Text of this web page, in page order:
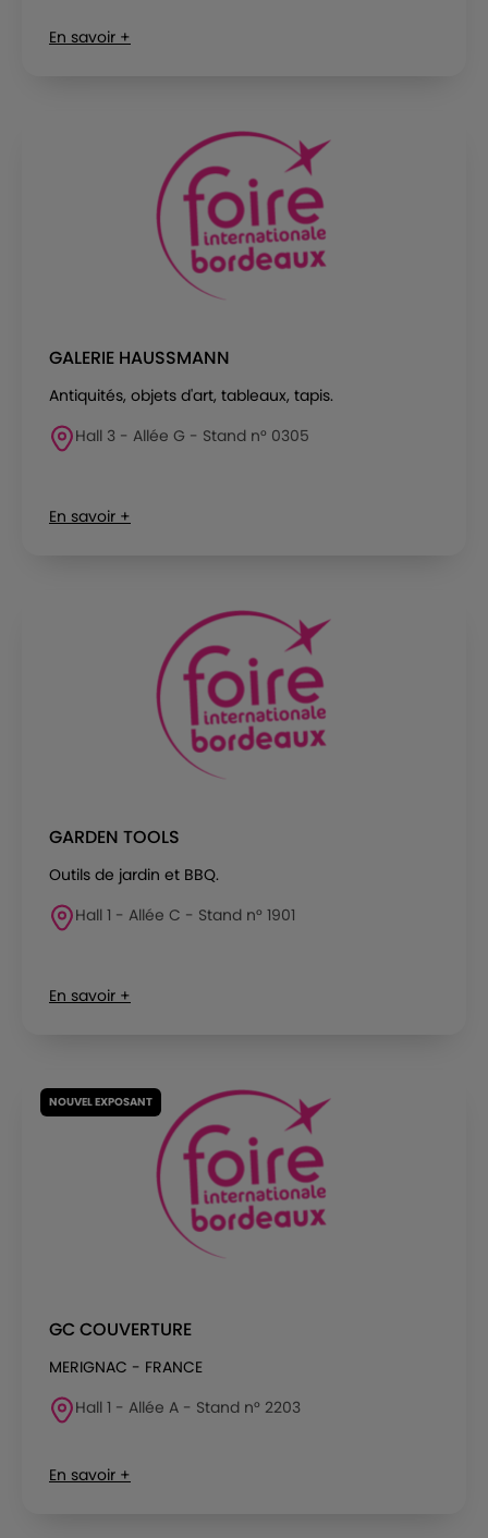
En savoir +
GALERIE HAUSSMANN
Antiquités, objets d'art, tableaux, tapis.
Hall 3 - Allée G - Stand n° 0305
En savoir +
GARDEN TOOLS
Outils de jardin et BBQ.
Hall 1 - Allée C - Stand n° 1901
En savoir +
NOUVEL EXPOSANT
GC COUVERTURE
MERIGNAC - FRANCE
Hall 1 - Allée A - Stand n° 2203
En savoir +